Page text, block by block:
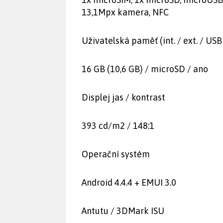
13,1Mpx kamera, NFC
Uživatelská paměť (int. / ext. / USB
16 GB (10,6 GB) / microSD / ano
Displej jas / kontrast
393 cd/m2 / 148:1
Operační systém
Android 4.4.4 + EMUI 3.0
Antutu / 3DMark ISU